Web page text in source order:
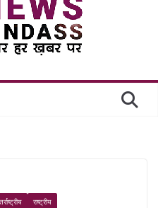
एक्शन: 13 म्यूल बैंक खाताधारक
राष्ट्रीय